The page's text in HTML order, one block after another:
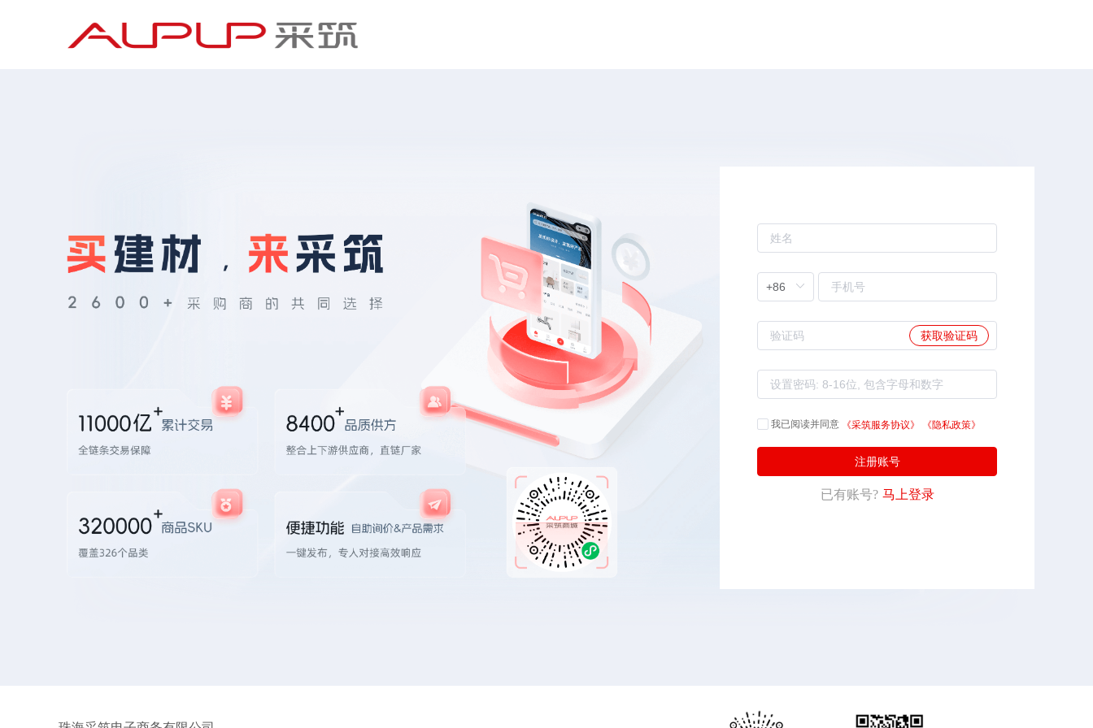
获取验证码
我已阅读并同意 《采筑服务协议》 《隐私政策》
注册账号
已有账号? 马上登录